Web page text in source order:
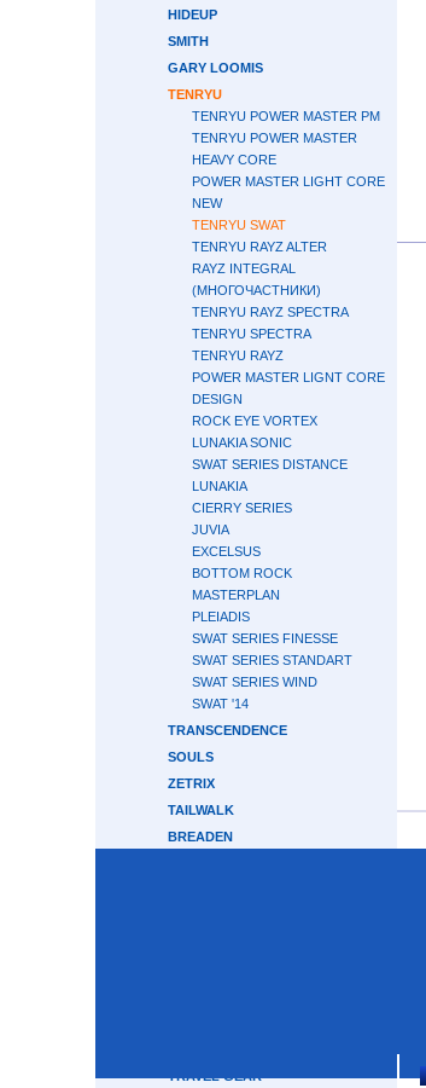
HIDEUP
SMITH
GARY LOOMIS
TENRYU
TENRYU POWER MASTER PM
TENRYU POWER MASTER
HEAVY CORE
POWER MASTER LIGHT CORE
NEW
TENRYU SWAT
TENRYU RAYZ ALTER
RAYZ INTEGRAL
(МНОГОЧАСТНИКИ)
TENRYU RAYZ SPECTRA
TENRYU SPECTRA
TENRYU RAYZ
POWER MASTER LIGNT CORE
DESIGN
ROCK EYE VORTEX
LUNAKIA SONIC
SWAT SERIES DISTANCE
LUNAKIA
CIERRY SERIES
JUVIA
EXCELSUS
BOTTOM ROCK
MASTERPLAN
PLEIADIS
SWAT SERIES FINESSE
SWAT SERIES STANDART
SWAT SERIES WIND
SWAT '14
TRANSCENDENCE
SOULS
ZETRIX
TAILWALK
BREADEN
TRAVEL GEAR